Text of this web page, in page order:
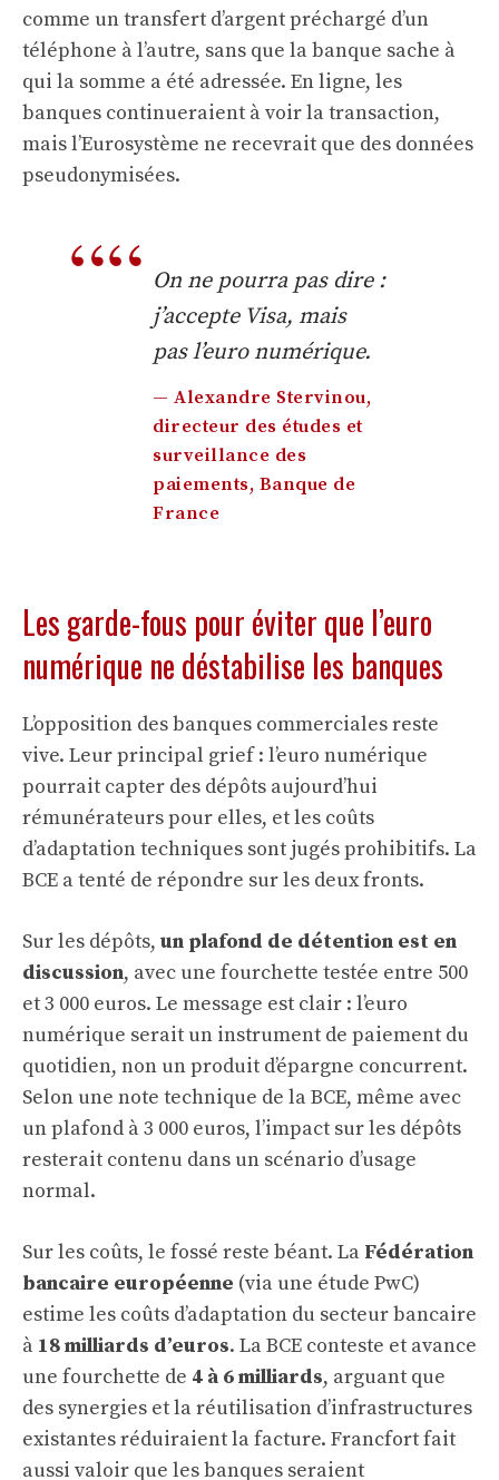
comme un transfert d’argent préchargé d’un
téléphone à l’autre, sans que la banque sache à
qui la somme a été adressée. En ligne, les
banques continueraient à voir la transaction,
mais l’Eurosystème ne recevrait que des données
pseudonymisées.
On ne pourra pas dire :
j’accepte Visa, mais
pas l’euro numérique.
— Alexandre Stervinou,
directeur des études et
surveillance des
paiements, Banque de
France
Les garde-fous pour éviter que l’euro
numérique ne déstabilise les banques
L’opposition des banques commerciales reste
vive. Leur principal grief : l’euro numérique
pourrait capter des dépôts aujourd’hui
rémunérateurs pour elles, et les coûts
d’adaptation techniques sont jugés prohibitifs. La
BCE a tenté de répondre sur les deux fronts.
Sur les dépôts, un plafond de détention est en
discussion, avec une fourchette testée entre 500
et 3 000 euros. Le message est clair : l’euro
numérique serait un instrument de paiement du
quotidien, non un produit d’épargne concurrent.
Selon une note technique de la BCE, même avec
un plafond à 3 000 euros, l’impact sur les dépôts
resterait contenu dans un scénario d’usage
normal.
Sur les coûts, le fossé reste béant. La Fédération
bancaire européenne (via une étude PwC)
estime les coûts d’adaptation du secteur bancaire
à 18 milliards d’euros. La BCE conteste et avance
une fourchette de 4 à 6 milliards, arguant que
des synergies et la réutilisation d’infrastructures
existantes réduiraient la facture. Francfort fait
aussi valoir que les banques seraient